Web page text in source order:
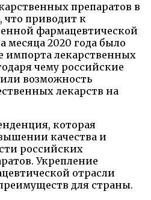
препаратов в
что приводит к
фармацевтической
месяца 2020 года было
импорта лекарственных
чему российские
возможность
лекарств на
которая
качества и
российских
Укрепление
отрасли
для страны.